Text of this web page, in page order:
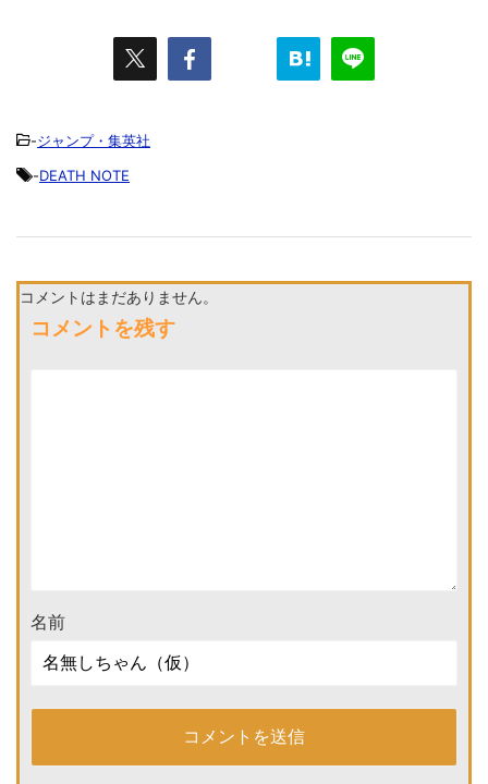
-ジャンプ・集英社
-DEATH NOTE
コメントはまだありません。
コメントを残す
名前